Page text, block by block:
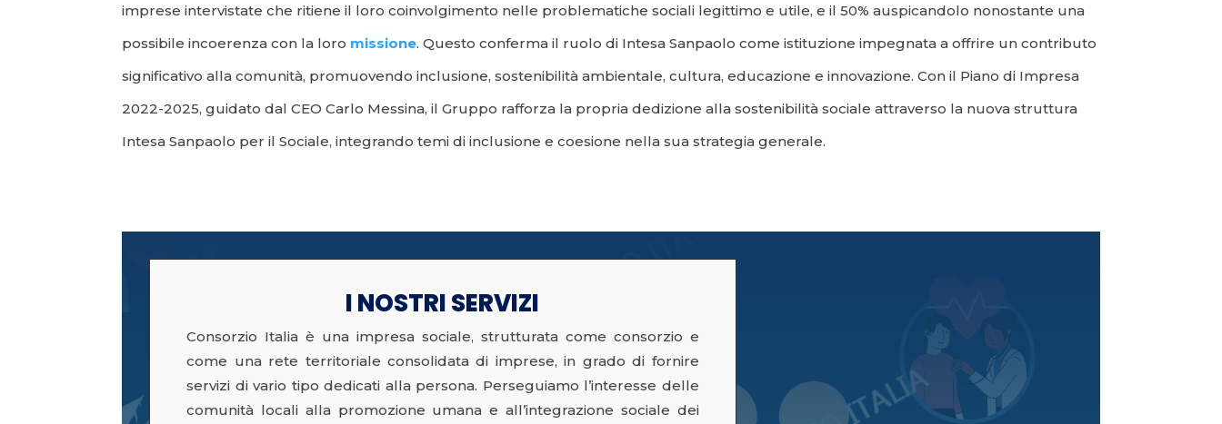
imprese intervistate che ritiene il loro coinvolgimento nelle problematiche sociali legittimo e utile, e il 50% auspicandolo nonostante una
possibile incoerenza con la loro missione. Questo conferma il ruolo di Intesa Sanpaolo come istituzione impegnata a offrire un contributo
significativo alla comunità, promuovendo inclusione, sostenibilità ambientale, cultura, educazione e innovazione. Con il Piano di Impresa
2022-2025, guidato dal CEO Carlo Messina, il Gruppo rafforza la propria dedizione alla sostenibilità sociale attraverso la nuova struttura
Intesa Sanpaolo per il Sociale, integrando temi di inclusione e coesione nella sua strategia generale.
I NOSTRI SERVIZI
Consorzio Italia è una impresa sociale, strutturata come consorzio e
come una rete territoriale consolidata di imprese, in grado di fornire
servizi di vario tipo dedicati alla persona. Perseguiamo l’interesse delle
comunità locali alla promozione umana e all’integrazione sociale dei